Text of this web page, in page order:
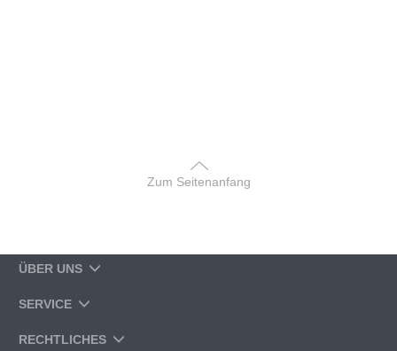
Zum Seitenanfang
ÜBER UNS
SERVICE
RECHTLICHES